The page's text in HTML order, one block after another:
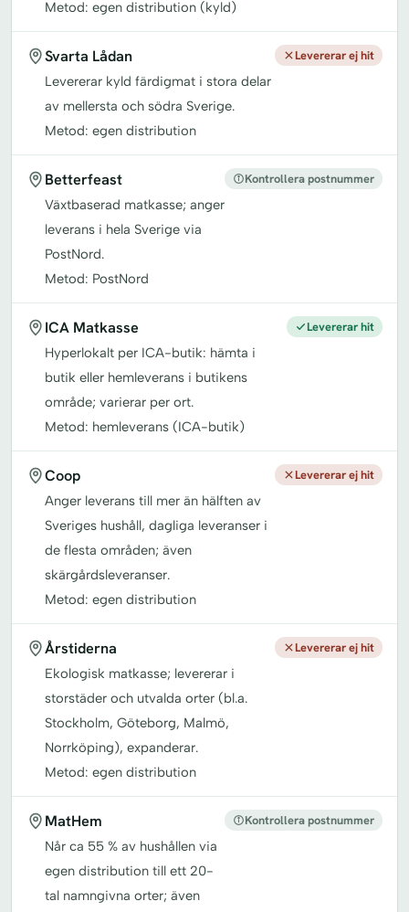
Metod: egen distribution (kyld)
Svarta Lådan
Levererar kyld färdigmat i stora delar
av mellersta och södra Sverige.
Metod: egen distribution
Levererar ej hit
Betterfeast
Växtbaserad matkasse; anger
leverans i hela Sverige via
PostNord.
Metod: PostNord
Kontrollera postnummer
ICA Matkasse
Hyperlokalt per ICA-butik: hämta i
butik eller hemleverans i butikens
område; varierar per ort.
Metod: hemleverans (ICA-butik)
Levererar hit
Coop
Anger leverans till mer än hälften av
Sveriges hushåll, dagliga leveranser i
de flesta områden; även
skärgårdsleveranser.
Metod: egen distribution
Levererar ej hit
Årstiderna
Ekologisk matkasse; levererar i
storstäder och utvalda orter (bl.a.
Stockholm, Göteborg, Malmö,
Norrköping), expanderar.
Metod: egen distribution
Levererar ej hit
MatHem
Når ca 55 % av hushållen via
egen distribution till ett 20-
tal namngivna orter; även
Kontrollera postnummer